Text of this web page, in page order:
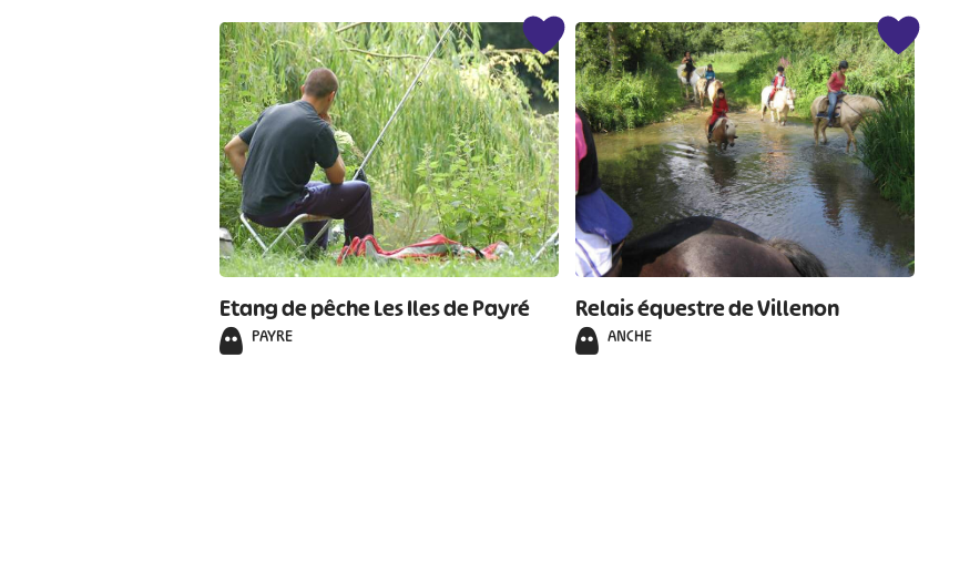
Etang de pêche Les Iles de Payré
PAYRE
Relais équestre de Villenon
ANCHE